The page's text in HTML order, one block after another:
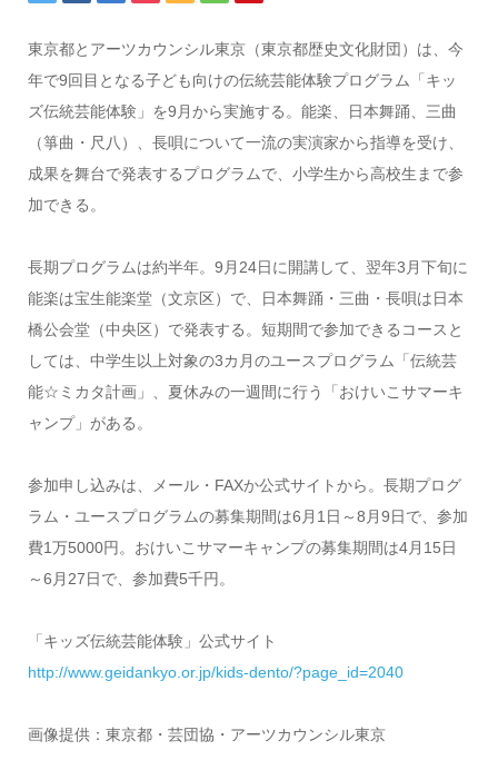
東京都とアーツカウンシル東京（東京都歴史文化財団）は、今
年で9回目となる子ども向けの伝統芸能体験プログラム「キッ
ズ伝統芸能体験」を9月から実施する。能楽、日本舞踊、三曲
（箏曲・尺八）、長唄について一流の実演家から指導を受け、
成果を舞台で発表するプログラムで、小学生から高校生まで参
加できる。
長期プログラムは約半年。9月24日に開講して、翌年3月下旬に
能楽は宝生能楽堂（文京区）で、日本舞踊・三曲・長唄は日本
橋公会堂（中央区）で発表する。短期間で参加できるコースと
しては、中学生以上対象の3カ月のユースプログラム「伝統芸
能☆ミカタ計画」、夏休みの一週間に行う「おけいこサマーキ
ャンプ」がある。
参加申し込みは、メール・FAXか公式サイトから。長期プログ
ラム・ユースプログラムの募集期間は6月1日～8月9日で、参加
費1万5000円。おけいこサマーキャンプの募集期間は4月15日
～6月27日で、参加費5千円。
「キッズ伝統芸能体験」公式サイト
http://www.geidankyo.or.jp/kids-dento/?page_id=2040
画像提供：東京都・芸団協・アーツカウンシル東京